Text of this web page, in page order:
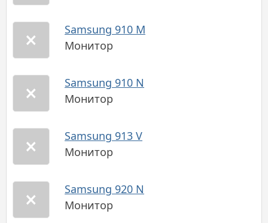
Samsung 910 M
Монитор
Samsung 910 N
Монитор
Samsung 913 V
Монитор
Samsung 920 N
Монитор